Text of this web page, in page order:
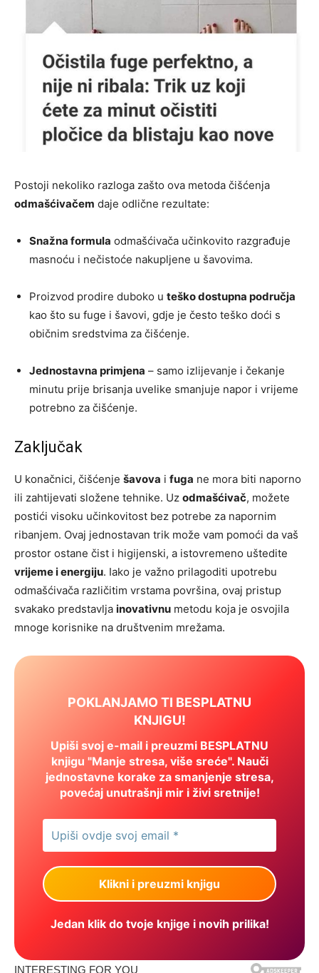
Postoji nekoliko razloga zašto ova metoda čišćenja
odmašćivačem daje odlične rezultate:
Snažna formula odmašćivača učinkovito razgrađuje
masnoću i nečistoće nakupljene u šavovima.
Proizvod prodire duboko u teško dostupna područja
kao što su fuge i šavovi, gdje je često teško doći s
običnim sredstvima za čišćenje.
Jednostavna primjena – samo izlijevanje i čekanje
minutu prije brisanja uvelike smanjuje napor i vrijeme
potrebno za čišćenje.
Zaključak
U konačnici, čišćenje šavova i fuga ne mora biti naporno
ili zahtijevati složene tehnike. Uz odmašćivač, možete
postići visoku učinkovitost bez potrebe za napornim
ribanjem. Ovaj jednostavan trik može vam pomoći da vaš
prostor ostane čist i higijenski, a istovremeno uštedite
vrijeme i energiju. Iako je važno prilagoditi upotrebu
odmašćivača različitim vrstama površina, ovaj pristup
svakako predstavlja inovativnu metodu koja je osvojila
mnoge korisnike na društvenim mrežama.
POKLANJAMO TI BESPLATNU
KNJIGU!
Upiši svoj e-mail i preuzmi BESPLATNU
knjigu "Manje stresa, više sreće". Nauči
jednostavne korake za smanjenje stresa,
povećaj unutrašnji mir i živi sretnije!
Jedan klik do tvoje knjige i novih prilika!